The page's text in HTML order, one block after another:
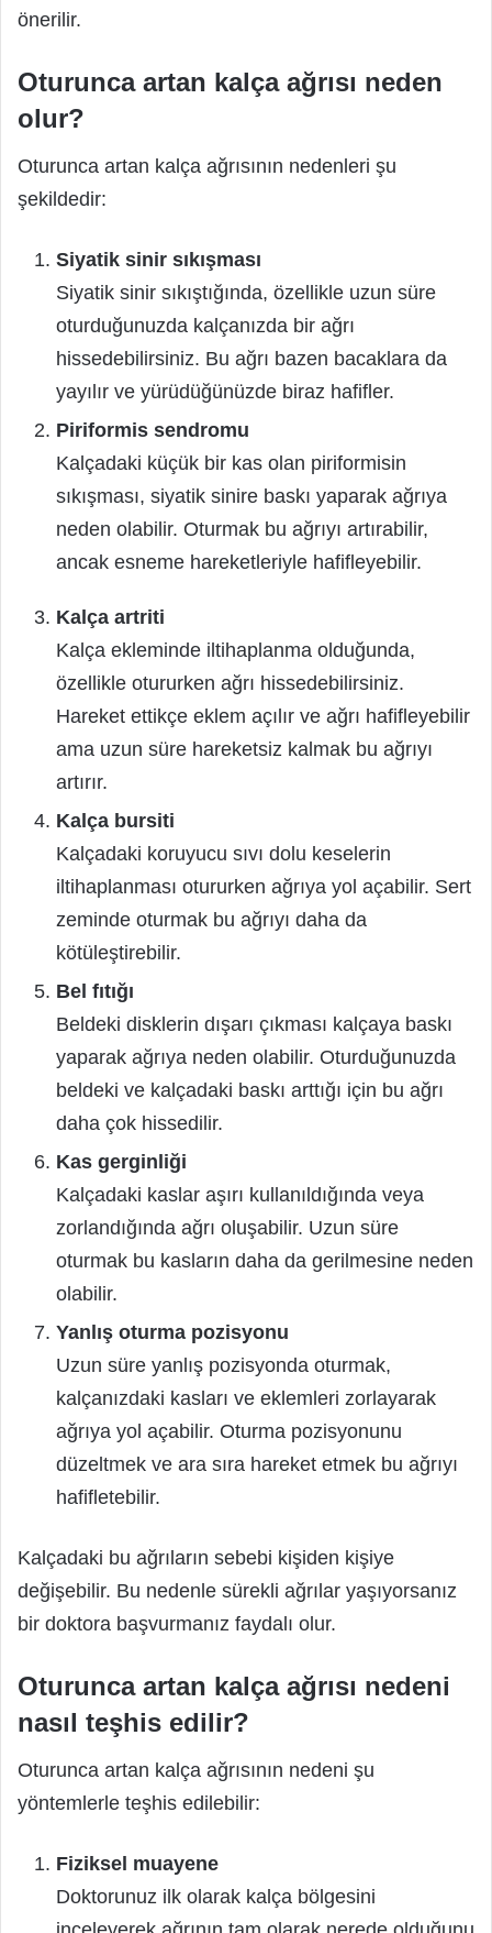
önerilir.
Oturunca artan kalça ağrısı neden
olur?
Oturunca artan kalça ağrısının nedenleri şu
şekildedir:
Siyatik sinir sıkışması
Siyatik sinir sıkıştığında, özellikle uzun süre
oturduğunuzda kalçanızda bir ağrı
hissedebilirsiniz. Bu ağrı bazen bacaklara da
yayılır ve yürüdüğünüzde biraz hafifler.
Piriformis sendromu
Kalçadaki küçük bir kas olan piriformisin
sıkışması, siyatik sinire baskı yaparak ağrıya
neden olabilir. Oturmak bu ağrıyı artırabilir,
ancak esneme hareketleriyle hafifleyebilir.
Kalça artriti
Kalça ekleminde iltihaplanma olduğunda,
özellikle otururken ağrı hissedebilirsiniz.
Hareket ettikçe eklem açılır ve ağrı hafifleyebilir
ama uzun süre hareketsiz kalmak bu ağrıyı
artırır.
Kalça bursiti
Kalçadaki koruyucu sıvı dolu keselerin
iltihaplanması otururken ağrıya yol açabilir. Sert
zeminde oturmak bu ağrıyı daha da
kötüleştirebilir.
Bel fıtığı
Beldeki disklerin dışarı çıkması kalçaya baskı
yaparak ağrıya neden olabilir. Oturduğunuzda
beldeki ve kalçadaki baskı arttığı için bu ağrı
daha çok hissedilir.
Kas gerginliği
Kalçadaki kaslar aşırı kullanıldığında veya
zorlandığında ağrı oluşabilir. Uzun süre
oturmak bu kasların daha da gerilmesine neden
olabilir.
Yanlış oturma pozisyonu
Uzun süre yanlış pozisyonda oturmak,
kalçanızdaki kasları ve eklemleri zorlayarak
ağrıya yol açabilir. Oturma pozisyonunu
düzeltmek ve ara sıra hareket etmek bu ağrıyı
hafifletebilir.
Kalçadaki bu ağrıların sebebi kişiden kişiye
değişebilir. Bu nedenle sürekli ağrılar yaşıyorsanız
bir doktora başvurmanız faydalı olur.
Oturunca artan kalça ağrısı nedeni
nasıl teşhis edilir?
Oturunca artan kalça ağrısının nedeni şu
yöntemlerle teşhis edilebilir:
Fiziksel muayene
Doktorunuz ilk olarak kalça bölgesini